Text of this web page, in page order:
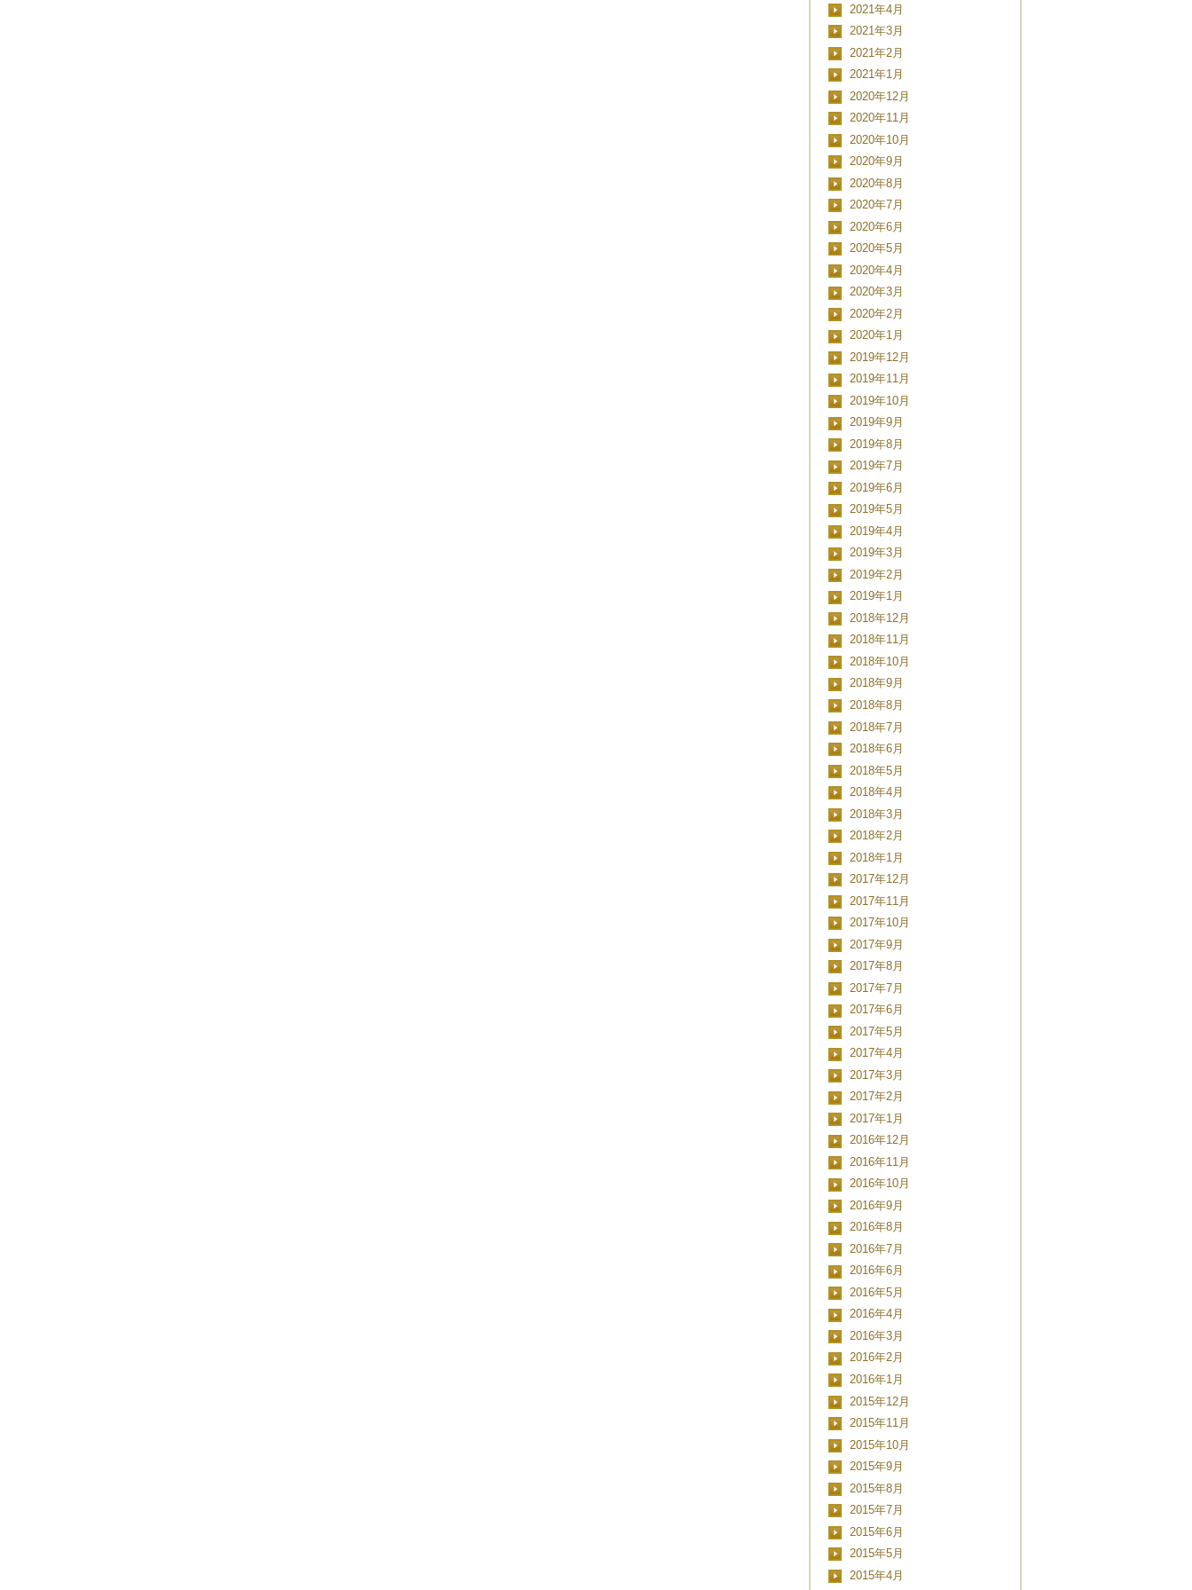
2021年4月
2021年3月
2021年2月
2021年1月
2020年12月
2020年11月
2020年10月
2020年9月
2020年8月
2020年7月
2020年6月
2020年5月
2020年4月
2020年3月
2020年2月
2020年1月
2019年12月
2019年11月
2019年10月
2019年9月
2019年8月
2019年7月
2019年6月
2019年5月
2019年4月
2019年3月
2019年2月
2019年1月
2018年12月
2018年11月
2018年10月
2018年9月
2018年8月
2018年7月
2018年6月
2018年5月
2018年4月
2018年3月
2018年2月
2018年1月
2017年12月
2017年11月
2017年10月
2017年9月
2017年8月
2017年7月
2017年6月
2017年5月
2017年4月
2017年3月
2017年2月
2017年1月
2016年12月
2016年11月
2016年10月
2016年9月
2016年8月
2016年7月
2016年6月
2016年5月
2016年4月
2016年3月
2016年2月
2016年1月
2015年12月
2015年11月
2015年10月
2015年9月
2015年8月
2015年7月
2015年6月
2015年5月
2015年4月
■■■日付■■■